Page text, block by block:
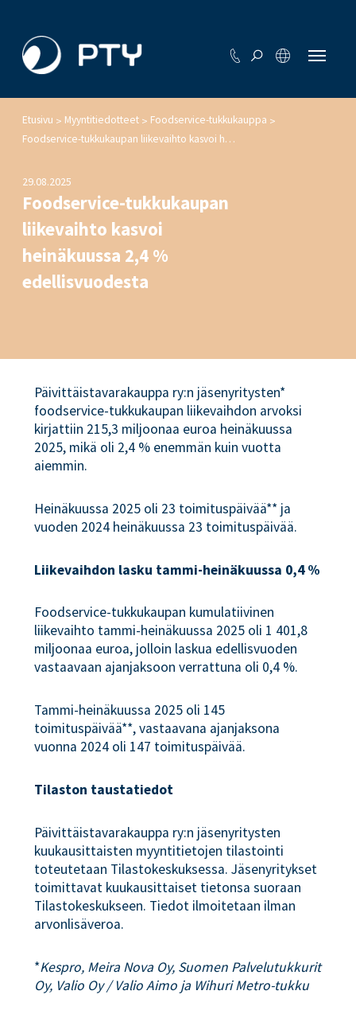
Etusivu > Myyntitiedotteet > Foodservice-tukkukauppa >
Foodservice-tukkukaupan liikevaihto kasvoi heinäkuussa 2,4 % edellisvuodesta
29.08.2025
Foodservice-tukkukaupan
liikevaihto kasvoi
heinäkuussa 2,4 %
edellisvuodesta
Päivittäistavarakauppa ry:n jäsenyritysten*
foodservice-tukkukaupan liikevaihdon arvoksi
kirjattiin 215,3 miljoonaa euroa heinäkuussa
2025, mikä oli 2,4 % enemmän kuin vuotta
aiemmin.
Heinäkuussa 2025 oli 23 toimituspäivää** ja
vuoden 2024 heinäkuussa 23 toimituspäivää.
Liikevaihdon lasku tammi-heinäkuussa 0,4 %
Foodservice-tukkukaupan kumulatiivinen
liikevaihto tammi-heinäkuussa 2025 oli 1 401,8
miljoonaa euroa, jolloin laskua edellisvuoden
vastaavaan ajanjaksoon verrattuna oli 0,4 %.
Tammi-heinäkuussa 2025 oli 145
toimituspäivää**, vastaavana ajanjaksona
vuonna 2024 oli 147 toimituspäivää.
Tilaston taustatiedot
Päivittäistavarakauppa ry:n jäsenyritysten
kuukausittaisten myyntitietojen tilastointi
toteutetaan Tilastokeskuksessa. Jäsenyritykset
toimittavat kuukausittaiset tietonsa suoraan
Tilastokeskukseen. Tiedot ilmoitetaan ilman
arvonlisäveroa.
*Kespro, Meira Nova Oy, Suomen Palvelutukkurit
Oy, Valio Oy / Valio Aimo ja Wihuri Metro-tukku